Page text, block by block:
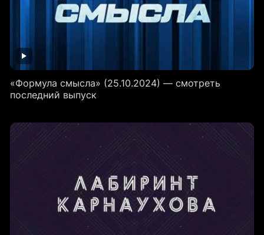
«Формула смысла» (25.10.2024) — смотреть
последний выпуск